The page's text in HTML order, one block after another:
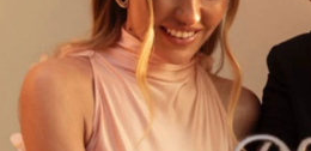
KURUMSAL